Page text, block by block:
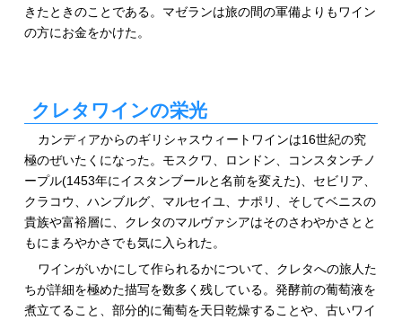
きたときのことである。マゼランは旅の間の軍備よりもワイン
の方にお金をかけた。
クレタワインの栄光
カンディアからのギリシャスウィートワインは16世紀の究
極のぜいたくになった。モスクワ、ロンドン、コンスタンチノ
ープル(1453年にイスタンブールと名前を変えた)、セビリア、
クラコウ、ハンブルグ、マルセイユ、ナポリ、そしてベニスの
貴族や富裕層に、クレタのマルヴァシアはそのさわやかさとと
もにまろやかさでも気に入られた。
ワインがいかにして作られるかについて、クレタへの旅人た
ちが詳細を極めた描写を数多く残している。発酵前の葡萄液を
煮立てること、部分的に葡萄を天日乾燥することや、古いワイ